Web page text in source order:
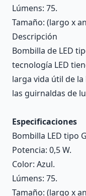
Lúmens: 75.
Tamaño: (largo x
Descripción
Bombilla de LED
tecnología LED
larga vida útil de
las guirnaldas de
Especificaciones
Bombilla LED tipo
Potencia: 0,5 W.
Color: Azul.
Lúmens: 75.
Tamaño: (largo x